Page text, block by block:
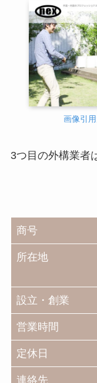
画像引
3つ目の外構業者
商号
所在地
設立・創業
営業時間
定休日
連絡先